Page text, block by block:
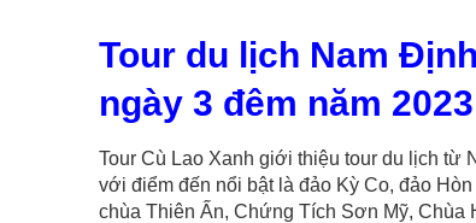
Tour du lịch Nam
ngày 3 đêm năm 2023
Tour Cù Lao Xanh giới thiệu tour du lịch từ
với điểm đến nổi bật là đảo Kỳ Co, đảo
chùa Thiên Ấn, Chứng Tích Sơn Mỹ,